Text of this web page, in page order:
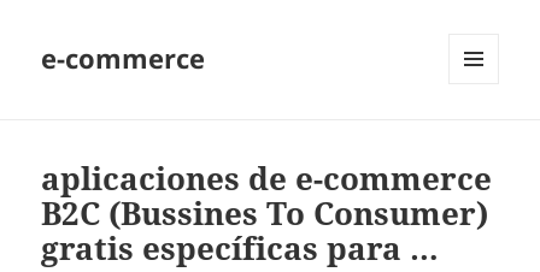
e-commerce
aplicaciones de e-commerce
B2C (Bussines To Consumer)
gratis específicas para …